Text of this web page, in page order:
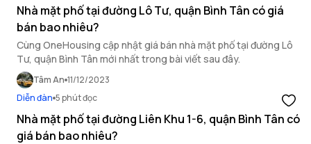
Nhà mặt phố tại đường Lô Tư, quận Bình Tân có giá
bán bao nhiêu?
Cùng OneHousing cập nhật giá bán nhà mặt phố tại đường Lô
Tư, quận Bình Tân mới nhất trong bài viết sau đây.
Tâm An 11/12/2023
Diễn đàn 5 phút đọc
Nhà mặt phố tại đường Liên Khu 1-6, quận Bình Tân có
giá bán bao nhiêu?